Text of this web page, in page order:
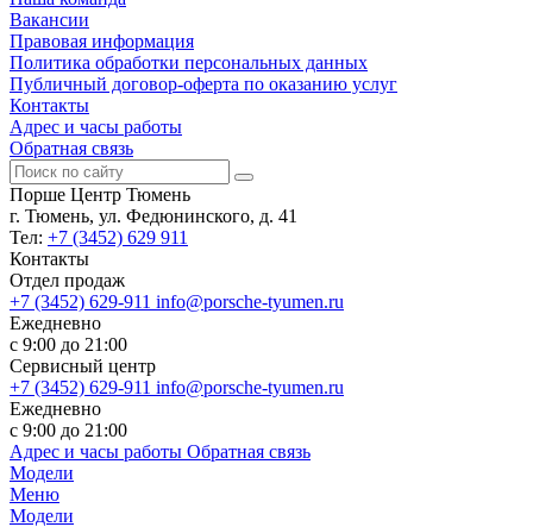
Вакансии
Правовая информация
Политика обработки персональных данных
Публичный договор-оферта по оказанию услуг
Контакты
Адрес и часы работы
Обратная связь
Порше Центр Тюмень
г. Тюмень, ул. Федюнинского, д. 41
Тел: +7 (3452) 629 911
Контакты
Отдел продаж
+7 (3452) 629-911 info@porsche-tyumen.ru
Ежедневно
с 9:00 до 21:00
Сервисный центр
+7 (3452) 629-911 info@porsche-tyumen.ru
Ежедневно
с 9:00 до 21:00
Адрес и часы работы Обратная связь
Модели
Меню
Модели